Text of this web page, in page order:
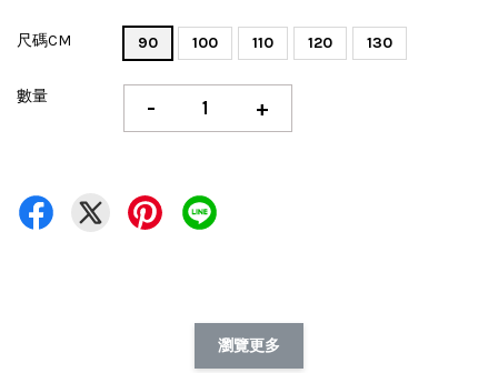
尺碼CM 90 100 110 120 130
數量 - +
瀏覽更多